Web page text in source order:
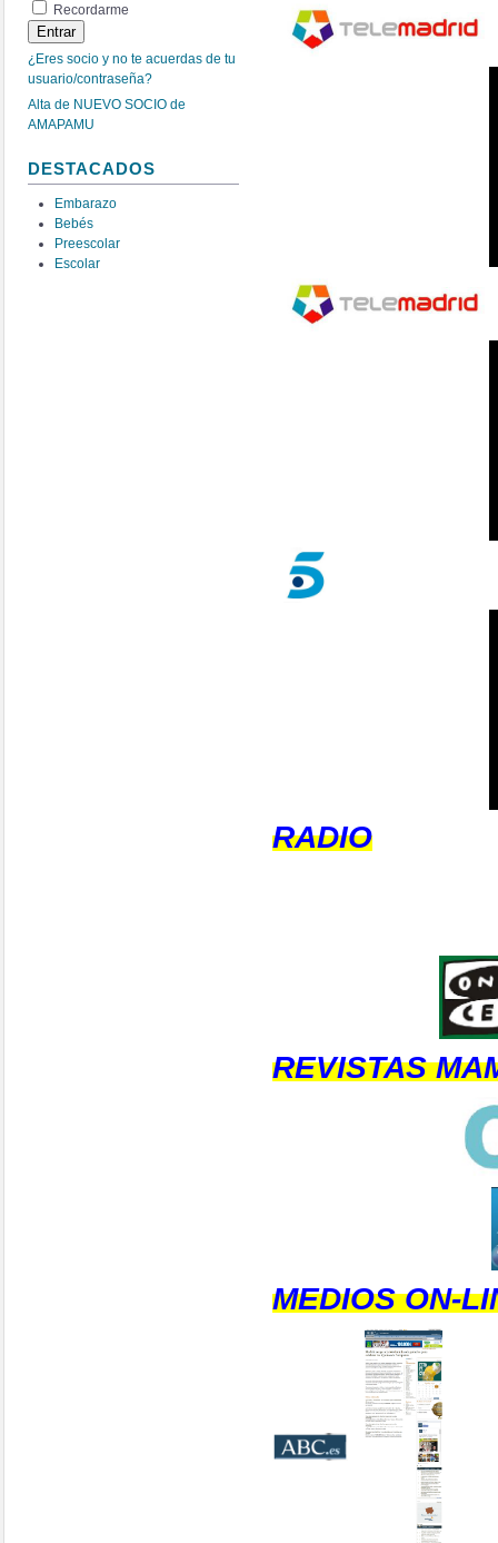
Recordarme
¿Eres socio y no te acuerdas de tu
usuario/contraseña?
Alta de NUEVO SOCIO de
AMAPAMU
DESTACADOS
Embarazo
Bebés
Preescolar
Escolar
RADIO
REVISTAS
MEDIOS ON-